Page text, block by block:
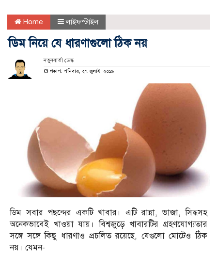
Home লাইফস্টাইল
ডিম নিয়ে যে ধারণাগুলো ঠিক নয়
নতুনবার্তা ডেস্ক
প্রকাশ: শনিবার, ২৭ জুলাই, ২০১৯
ডিম সবার পছন্দের একটি খাবার। এটি রান্না, ভাজা, সিদ্ধসহ
অনেকভাবেই খাওয়া যায়। বিশ্বজুড়ে খাবারটির গ্রহণযোগ্যতার
সঙ্গে সঙ্গে কিছু ধারণাও প্রচলিত রয়েছে, যেগুলো মোটেও ঠিক
নয়। যেমন-